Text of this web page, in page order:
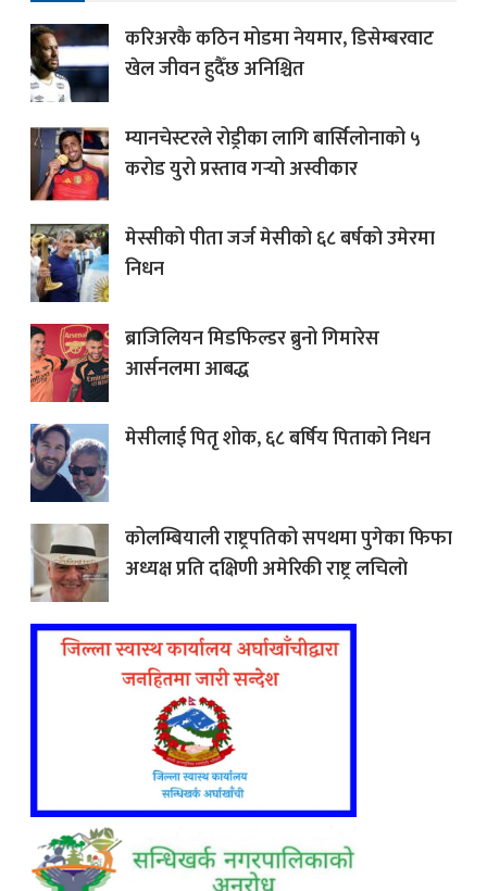
करिअरकै कठिन मोडमा नेयमार, डिसेम्बरवाट
खेल जीवन हुदैँछ अनिश्चित
म्यानचेस्टरले रोड्रीका लागि बार्सिलोनाको ५
करोड युरो प्रस्ताव गर्‍यो अस्वीकार
मेस्सीको पीता जर्ज मेसीको ६८ बर्षको उमेरमा
निधन
ब्राजिलियन मिडफिल्डर ब्रुनो गिमारेस
आर्सनलमा आबद्ध
मेसीलाई पितृ शोक, ६८ बर्षिय पिताको निधन
कोलम्बियाली राष्ट्रपतिको सपथमा पुगेका फिफा
अध्यक्ष प्रति दक्षिणी अमेरिकी राष्ट्र लचिलाे